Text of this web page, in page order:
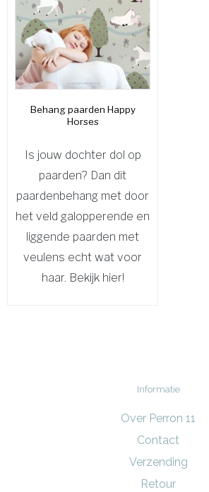
Behang paarden Happy
Horses
Is jouw dochter dol op
paarden? Dan dit
paardenbehang met door
het veld galopperende en
liggende paarden met
veulens echt wat voor
haar. Bekijk hier!
Informatie
Over Perron 11
Contact
Verzending
Retour